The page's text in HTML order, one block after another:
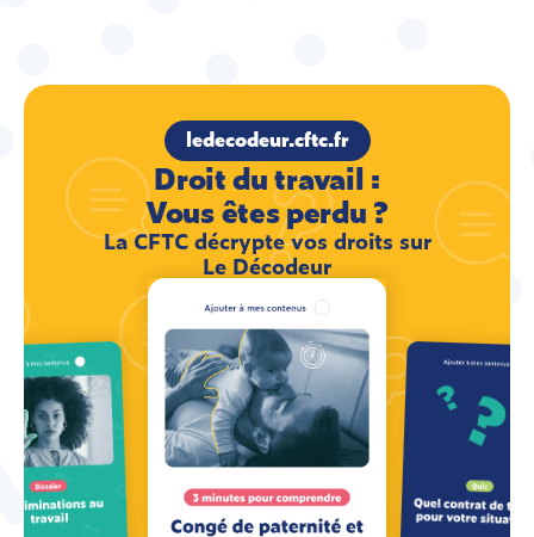
ledecodeur.cftc.fr
Droit du travail :
Vous êtes perdu ?
La CFTC décrypte vos droits sur
Le Décodeur